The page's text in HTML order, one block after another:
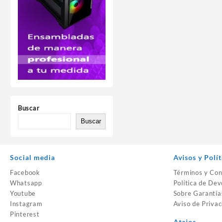
Buscar
Buscar
Social media
Facebook
Whatsapp
Youtube
Instagram
Pinterest
Avisos y
Términos y
Política de
Sobre
Aviso de